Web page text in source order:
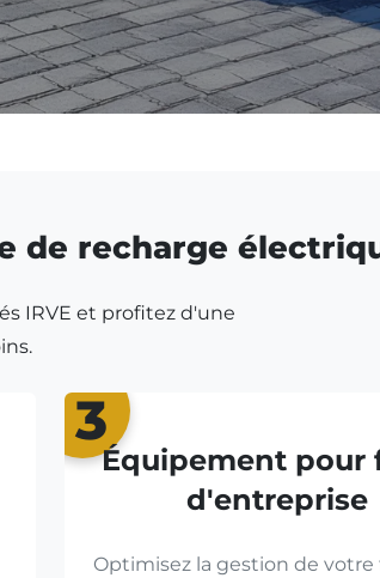
de recharge
IRVE et profitez d'une
3
Équipement pour
d'entreprise
Optimisez la gestion de